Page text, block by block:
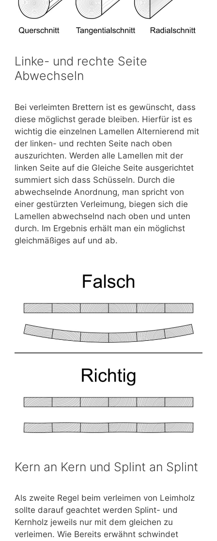
Linke- und rechte Seite
Abwechseln
Bei verleimten Brettern ist es gewünscht, dass
diese möglichst gerade bleiben. Hierfür ist es
wichtig die einzelnen Lamellen Alternierend mit
der linken- und rechten Seite nach oben
auszurichten. Werden alle Lamellen mit der
linken Seite auf die Gleiche Seite ausgerichtet
summiert sich dass Schüsseln. Durch die
abwechselnde Anordnung, man spricht von
einer gestürzten Verleimung, biegen sich die
Lamellen abwechselnd nach oben und unten
durch. Im Ergebnis erhält man ein möglichst
gleichmäßiges auf und ab.
Kern an Kern und Splint an Splint
Als zweite Regel beim verleimen von Leimholz
sollte darauf geachtet werden Splint- und
Kernholz jeweils nur mit dem gleichen zu
verleimen. Wie Bereits erwähnt schwindet